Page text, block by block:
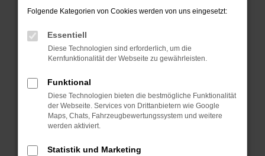
Prüfe deine Browsererweiterungen.
können das Laden bestimmter Seiten
verhindern. Funktioniert die Seite in einem
anderen Browser oder in einem privaten
Starte dein Gerät neu.
Das kann manchmal helfen, vorübergehende
Probleme zu beheben.
Betriebssystem auf dem neuesten Stand
Folgende Kategorien von Cookies werden von uns eingesetzt:
Essentiell
Diese Technologien sind erforderlich, um die
Kernfunktionalität der Webseite zu gewährleisten.
Funktional
Diese Technologien bieten die bestmögliche Funktionalität
der Webseite. Services von Drittanbietern wie Google
Maps, Chats, Fahrzeugbewertungssystem und weitere
werden aktiviert.
Statistik und Marketing